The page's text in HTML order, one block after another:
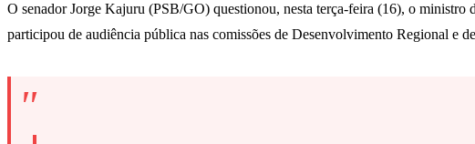
O senador Jorge Kajuru (PSB/GO) questionou, nesta terça-feira (16), o
participou de audiência pública nas comissões de Desenvolvimento Regional e